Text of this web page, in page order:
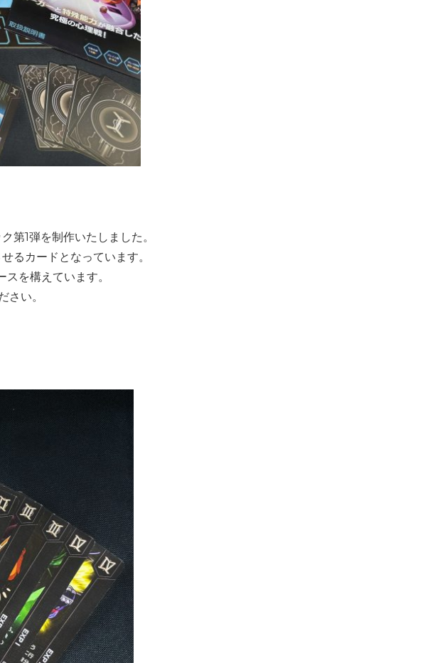
1弾を制作いたしました。
るカードとなっています。
を構えています。
さい。